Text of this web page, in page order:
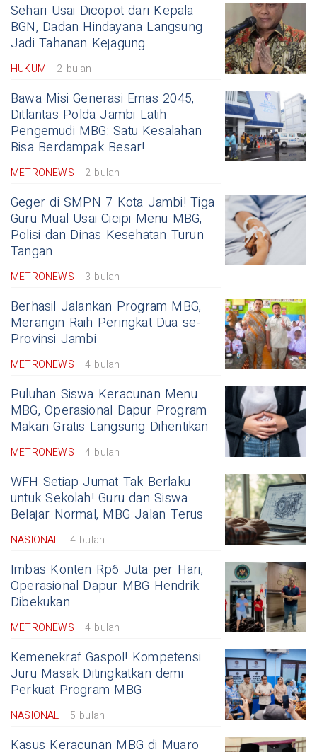
Sehari Usai Dicopot dari Kepala
BGN, Dadan Hindayana Langsung
Jadi Tahanan Kejagung
HUKUM 2 bulan
Bawa Misi Generasi Emas 2045,
Ditlantas Polda Jambi Latih
Pengemudi MBG: Satu Kesalahan
Bisa Berdampak Besar!
METRONEWS 2 bulan
Geger di SMPN 7 Kota Jambi! Tiga
Guru Mual Usai Cicipi Menu MBG,
Polisi dan Dinas Kesehatan Turun
Tangan
METRONEWS 3 bulan
Berhasil Jalankan Program MBG,
Merangin Raih Peringkat Dua se-
Provinsi Jambi
METRONEWS 4 bulan
Puluhan Siswa Keracunan Menu
MBG, Operasional Dapur Program
Makan Gratis Langsung Dihentikan
METRONEWS 4 bulan
WFH Setiap Jumat Tak Berlaku
untuk Sekolah! Guru dan Siswa
Belajar Normal, MBG Jalan Terus
NASIONAL 4 bulan
Imbas Konten Rp6 Juta per Hari,
Operasional Dapur MBG Hendrik
Dibekukan
METRONEWS 4 bulan
Kemenekraf Gaspol! Kompetensi
Juru Masak Ditingkatkan demi
Perkuat Program MBG
NASIONAL 5 bulan
Kasus Keracunan MBG di Muaro